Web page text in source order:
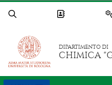
DIPARTIMENTO DI
CHIMICA